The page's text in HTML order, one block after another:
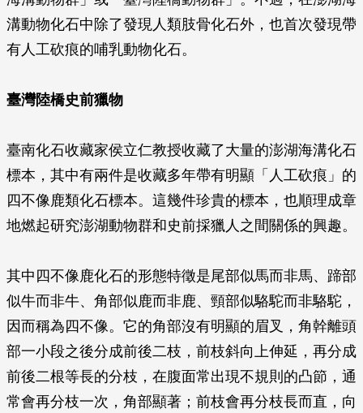
溝動物化石中除了發現人類肢骨化石外，也首次發現帶
有人工砍痕的哺乳動物化石。
臺灣陸橋史前獵物
臺南化石收藏家侯立仁教授收藏了大量的澎湖海溝化石
標本，其中有兩件是收藏多年帶有明顯「人工砍痕」的
四不像鹿類化石標本。這幾件珍貴的標本，也順理成章
地燃起研究澎湖動物群和史前採獵人之間關係的興趣。
其中四不像鹿化石的形態特徵是尾部似馬而非馬、蹄部
似牛而非牛、角部似鹿而非鹿、頸部似駱駝而非駱駝，
因而稱為四不像。它的角部沒有明顯的眉叉，角幹離頭
部一小段之後分成前後二枝，前枝斜向上伸延，再分成
前後二根等長的分枝，在腹面常出現不規則的凸節，通
常會再分枝一次，角部顯著；前枝會再分枝長而直，向